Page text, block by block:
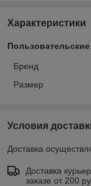
Характеристики
Бренд
Размер
Условия
Доставка
Доставка
заказе от 200